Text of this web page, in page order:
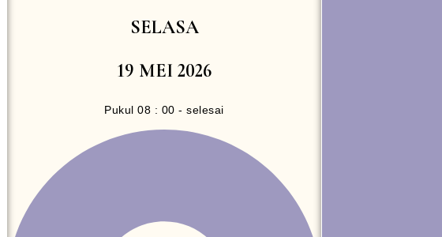
SELASA
19 MEI 2026
Pukul 08 : 00 - selesai